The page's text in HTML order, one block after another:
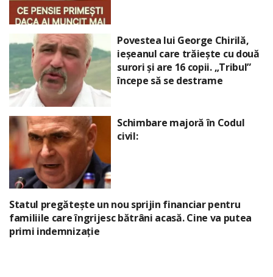
Povestea lui George Chirilă,
ieșeanul care trăiește cu două
surori și are 16 copii. „Tribul”
începe să se destrame
Schimbare majoră în Codul
civil:
Statul pregătește un nou sprijin financiar pentru
familiile care îngrijesc bătrâni acasă. Cine va putea
primi indemnizație